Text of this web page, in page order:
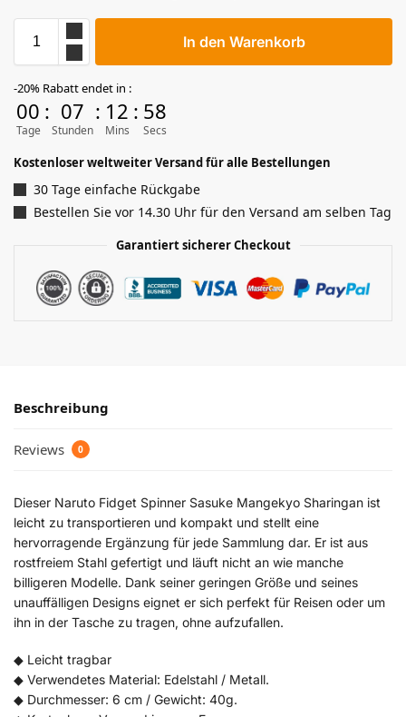
In den Warenkorb
-20% Rabatt endet in :
00
Tage
: 07
Stunden
: 12
Mins
: 57
Secs
Kostenloser weltweiter Versand für alle Bestellungen
30 Tage einfache Rückgabe
Bestellen Sie vor 14.30 Uhr für den Versand am selben Tag
Garantiert sicherer Checkout
Beschreibung
Reviews 0
Dieser Naruto Fidget Spinner Sasuke Mangekyo Sharingan ist
leicht zu transportieren und kompakt und stellt eine
hervorragende Ergänzung für jede Sammlung dar. Er ist aus
rostfreiem Stahl gefertigt und läuft nicht an wie manche
billigeren Modelle. Dank seiner geringen Größe und seines
unauffälligen Designs eignet er sich perfekt für Reisen oder um
ihn in der Tasche zu tragen, ohne aufzufallen.
◆ Leicht tragbar
◆ Verwendetes Material: Edelstahl / Metall.
◆ Durchmesser: 6 cm / Gewicht: 40g.